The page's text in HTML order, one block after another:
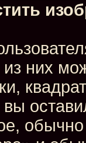
них